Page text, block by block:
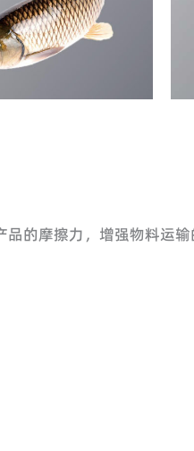
的摩擦力，增强物料运输